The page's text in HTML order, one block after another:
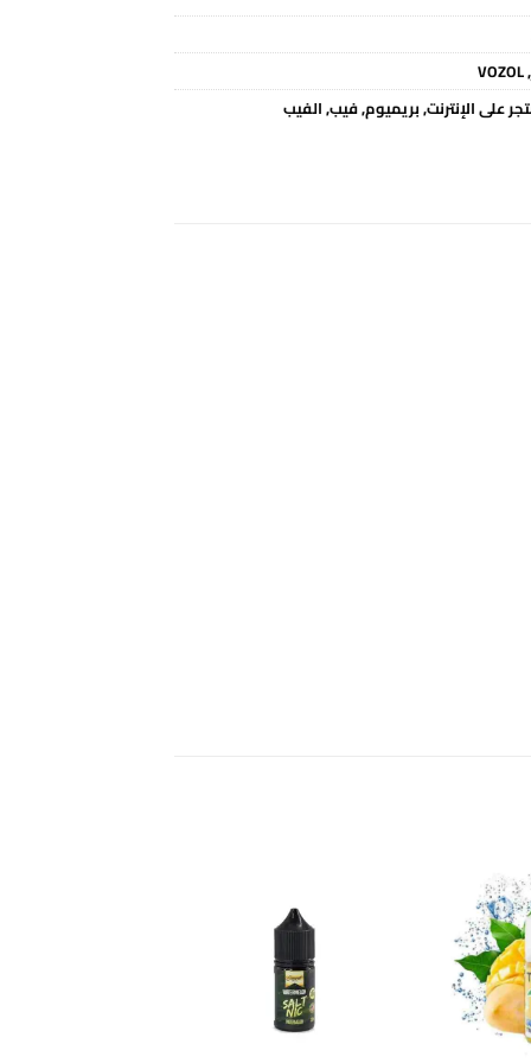
,
VOZOL
على الإنترنت,بريميوم,فيب,الفيب